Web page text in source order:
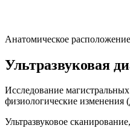
Анатомическое
Ультразвуковая
Исследование
физиологические изменения
Ультразвуковое